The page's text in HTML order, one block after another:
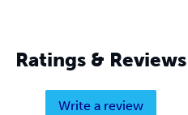
Ratings & Reviews
Write a review